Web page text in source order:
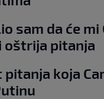
sam da će mi
pitanja
pitanja koja